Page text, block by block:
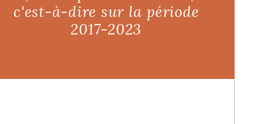
UN ENFANT
c'est-à-dire sur la période
2017-2023